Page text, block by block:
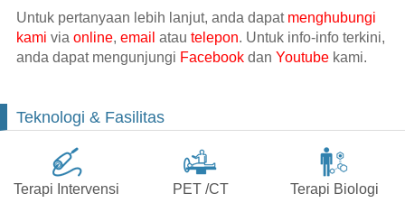
Untuk pertanyaan lebih lanjut, anda dapat menghubungi
kami via online, email atau telepon. Untuk info-info terkini,
anda dapat mengunjungi Facebookdan Youtubekami.
Teknologi & Fasilitas
Terapi Intervensi PET /CT Terapi Biologi